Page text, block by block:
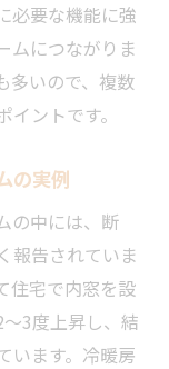
必要な機能に強
ムにつながりま
多いので、複数
ントです。
の実例
の中には、断
報告されていま
住宅で内窓を設
3度上昇し、結
います。冷暖房